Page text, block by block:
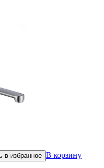
в избранное В корзину